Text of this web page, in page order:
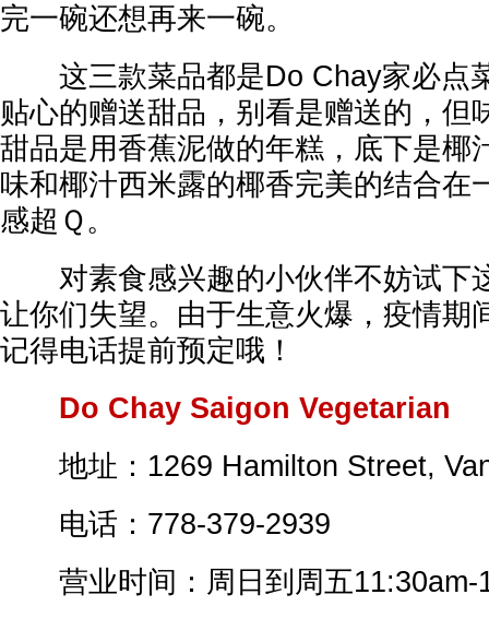
完一碗还想再来一碗。
这三款菜品都是Do Chay家必点
贴心的赠送甜品，别看是赠送的，但
甜品是用香蕉泥做的年糕，底下是椰
味和椰汁西米露的椰香完美的结合在
感超Ｑ。
对素食感兴趣的小伙伴不妨试下
让你们失望。由于生意火爆，疫情期
记得电话提前预定哦！
Do Chay Saigon Vegetarian
地址：1269 Hamilton Street,
电话：778-379-2939
营业时间：周日到周五11:30am-